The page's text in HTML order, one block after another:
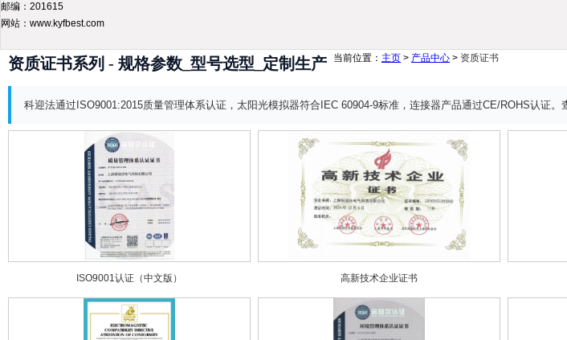
邮编：201615
网站：www.kyfbest.com
资质证书系列 - 规格参数_型号选型_定制生产 当前位置： 主页 > 产品中心 > 资质证书
科迎法通过ISO9001:2015质量管理体系认证，太阳光模拟器符合IEC 60904-9标准，连接器产品通过CE/ROHS认证
ISO9001认证（中文版） 高新技术企业证书